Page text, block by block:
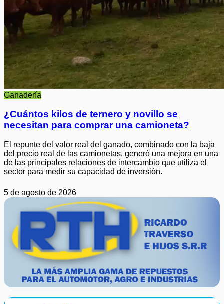
Ganadería
¿Cuántos kilos de ternero y novillo se
necesitan para comprar una camioneta?
El repunte del valor real del ganado, combinado con la baja
del precio real de las camionetas, generó una mejora en una
de las principales relaciones de intercambio que utiliza el
sector para medir su capacidad de inversión.
5 de agosto de 2026